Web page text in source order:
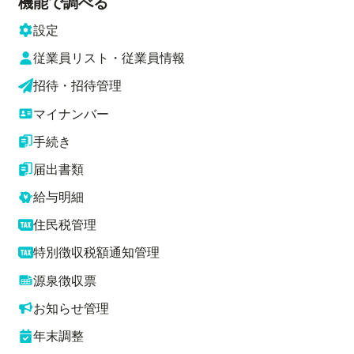
設定
従業員リスト・従業員情報
招待・招待管理
マイナンバー
手続き
届出書類
給与明細
住民税管理
特別徴収税額通知管理
源泉徴収票
お知らせ管理
年末調整